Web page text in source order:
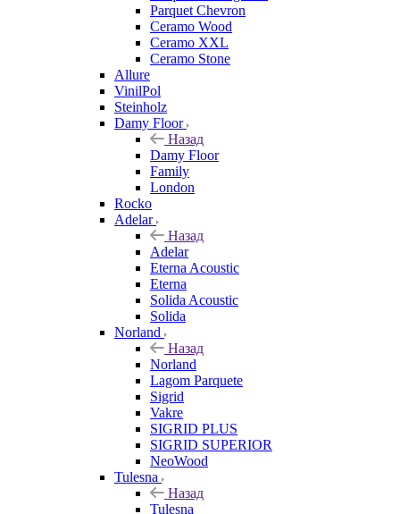
Parquet Chevron
Ceramo Wood
Ceramo XXL
Ceramo Stone
Allure
VinilPol
Steinholz
Damy Floor
Назад
Damy Floor
Family
London
Rocko
Adelar
Назад
Adelar
Eterna Acoustic
Eterna
Solida Acoustic
Solida
Norland
Назад
Norland
Lagom Parquete
Sigrid
Vakre
SIGRID PLUS
SIGRID SUPERIOR
NeoWood
Tulesna
Назад
Tulesna